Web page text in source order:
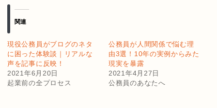
関連
現役公務員がブログのネタ
に困った体験談｜リアルな
声を記事に反映！
2021年6月20日
起業前の全プロセス
公務員が人間関係で悩む理
由3選！10年の実例からみた
現実を暴露
2021年4月27日
公務員のあなたへ